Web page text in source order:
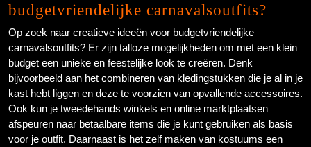
budgetvriendelijke carnavalsoutfits?
Op zoek naar creatieve ideeën voor budgetvriendelijke
carnavalsoutfits? Er zijn talloze mogelijkheden om met een klein
budget een unieke en feestelijke look te creëren. Denk
bijvoorbeeld aan het combineren van kledingstukken die je al in je
kast hebt liggen en deze te voorzien van opvallende accessoires.
Ook kun je tweedehands winkels en online marktplaatsen
afspeuren naar betaalbare items die je kunt gebruiken als basis
voor je outfit. Daarnaast is het zelf maken van kostuums een